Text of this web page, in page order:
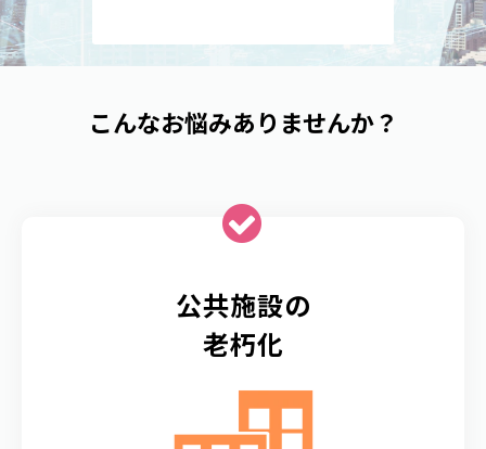
こんなお悩みありませんか？
公共施設の
老朽化